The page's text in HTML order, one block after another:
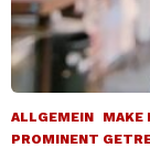
ALLGEMEIN MAKE
PROMINENT